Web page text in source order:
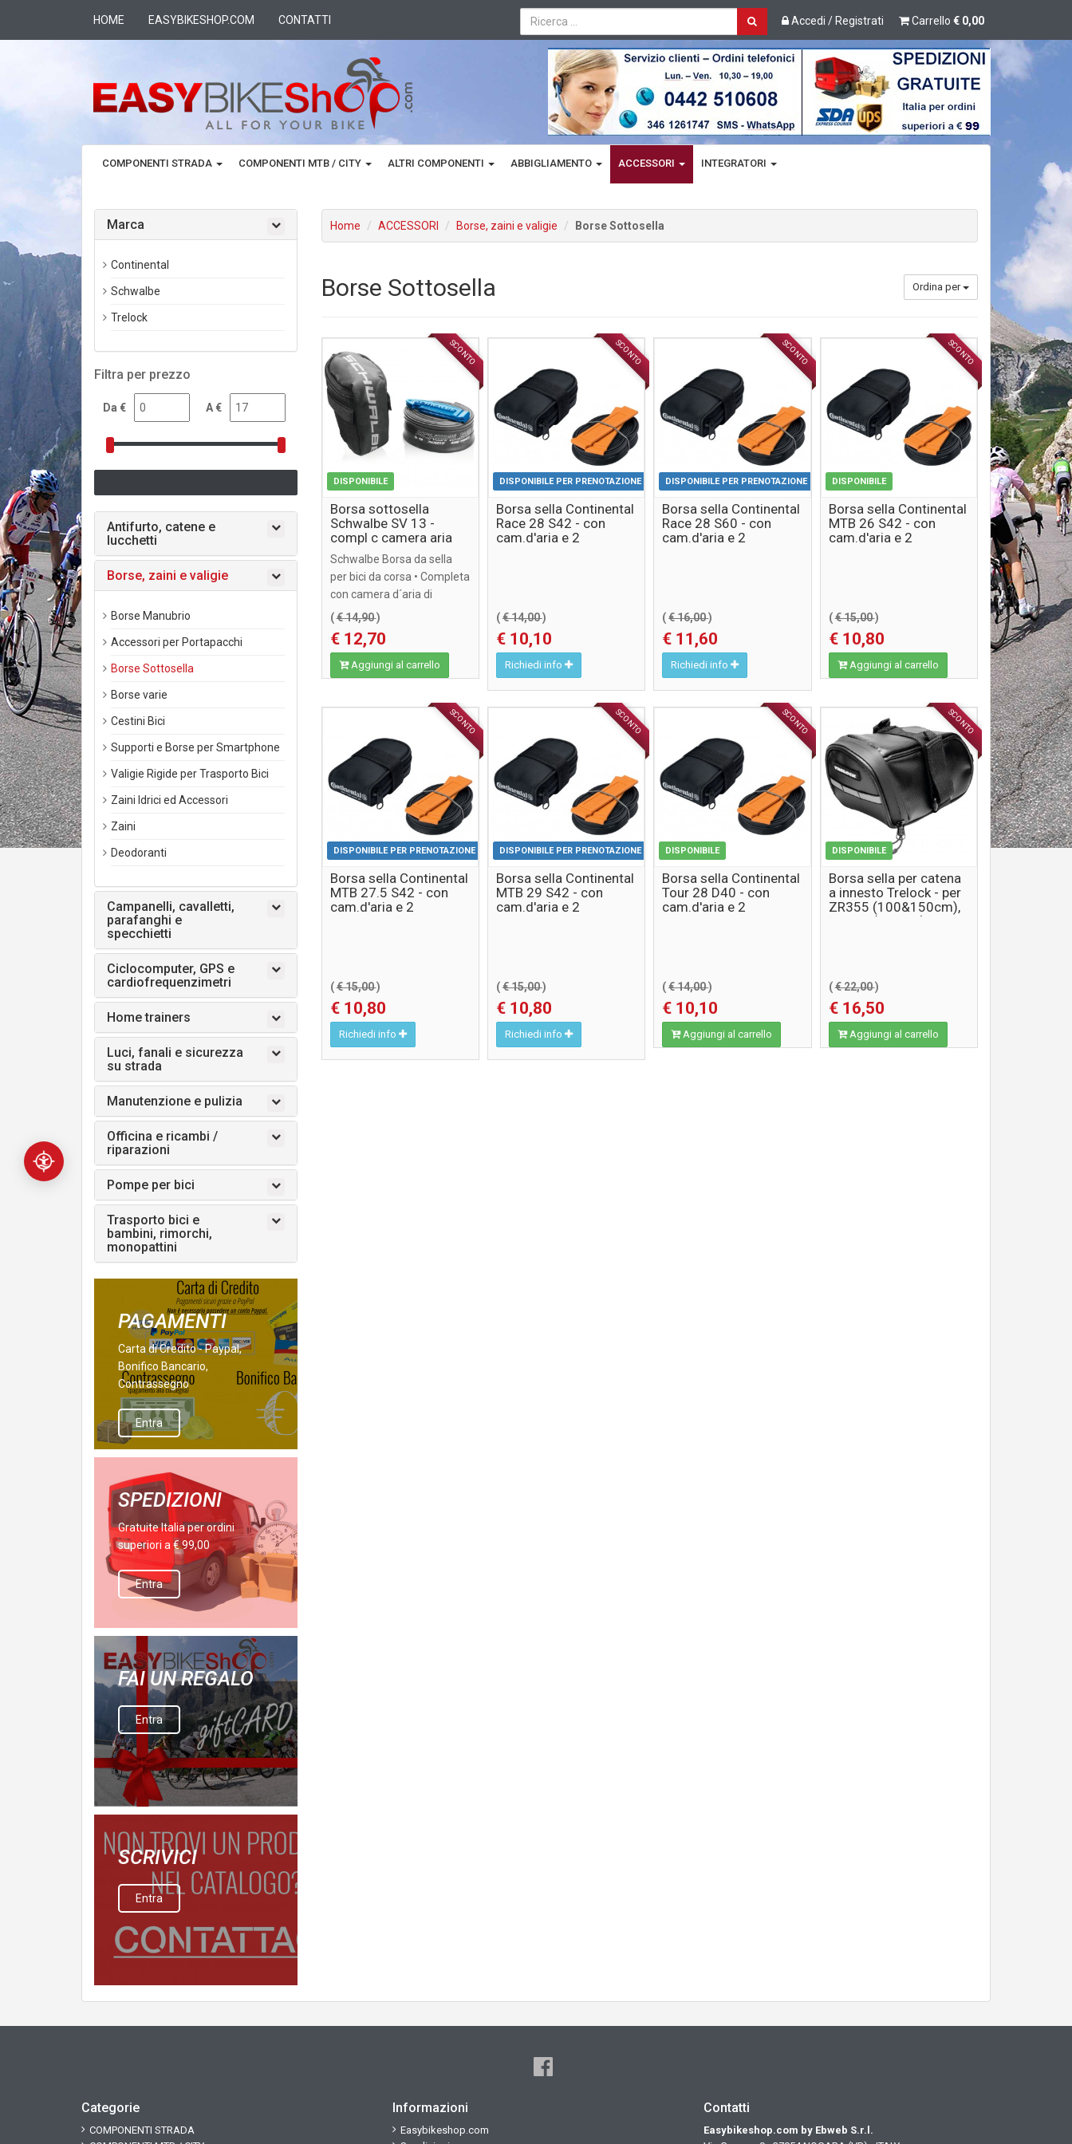
HOME EASYBIKESHOP.COM CONTATTI Accedi / Registrati Carrello € 0,00
COMPONENTI STRADA COMPONENTI MTB / CITY ALTRI COMPONENTI ABBIGLIAMENTO ACCESSORI INTEGRATORI
Home ACCESSORI Borse, zaini e valigie Borse Sottosella
Borse Sottosella Ordina per
SCONTO
DISPONIBILE
ACCESSORI
Borsa sottosella
Schwalbe SV 13 -
compl c camera aria
sostit e 2 levagomme
Schwalbe Borsa da sella
per bici da corsa • Completa
con camera d´aria di
ricambio e due ...
(€ 14,90)
€ 12,70
Aggiungi al carrello
SCONTO
DISPONIBILE PER PRENOTAZIONE
ACCESSORI
Borsa sella Continental
Race 28 S42 - con
cam.d'aria e 2
(€ 14,00)
€ 10,10
Richiedi info
SCONTO
DISPONIBILE PER PRENOTAZIONE
ACCESSORI
Borsa sella Continental
Race 28 S60 - con
cam.d'aria e 2
(€ 16,00)
€ 11,60
Richiedi info
SCONTO
DISPONIBILE
ACCESSORI
Borsa sella Continental
MTB 26 S42 - con
cam.d'aria e 2
(€ 15,00)
€ 10,80
Aggiungi al carrello
SCONTO
DISPONIBILE PER PRENOTAZIONE
ACCESSORI
Borsa sella Continental
MTB 27.5 S42 - con
cam.d'aria e 2
(€ 15,00)
€ 10,80
Richiedi info
SCONTO
DISPONIBILE PER PRENOTAZIONE
ACCESSORI
Borsa sella Continental
MTB 29 S42 - con
cam.d'aria e 2
(€ 15,00)
€ 10,80
Richiedi info
SCONTO
DISPONIBILE
ACCESSORI
Borsa sella Continental
Tour 28 D40 - con
cam.d'aria e 2
(€ 14,00)
€ 10,10
Aggiungi al carrello
SCONTO
DISPONIBILE
ACCESSORI
Borsa sella per catena
a innesto Trelock - per
ZR355 (100&150cm),
ZR455 (100cm)
(€ 22,00)
€ 16,50
Aggiungi al carrello
Marca
Continental
Schwalbe
Trelock
Filtra per prezzo
Da € A €
Antifurto, catene e
lucchetti
Borse, zaini e valigie
Borse Manubrio
Accessori per Portapacchi
Borse Sottosella
Borse varie
Cestini Bici
Supporti e Borse per Smartphone
Valigie Rigide per Trasporto Bici
Zaini Idrici ed Accessori
Zaini
Deodoranti
Campanelli, cavalletti,
parafanghi e
specchietti
Ciclocomputer, GPS e
cardiofrequenzimetri
Home trainers
Luci, fanali e sicurezza
su strada
Manutenzione e pulizia
Officina e ricambi /
riparazioni
Pompe per bici
Trasporto bici e
bambini, rimorchi,
monopattini
PAGAMENTI
Carta di Credito - Paypal,
Bonifico Bancario,
Contrassegno
Entra
SPEDIZIONI
Gratuite Italia per ordini
superiori a € 99,00
Entra
FAI UN REGALO
Entra
SCRIVICI
Entra
Categorie
COMPONENTI STRADA
Informazioni
Easybikeshop.com
Contatti
Easybikeshop.com by Ebweb S.r.l.